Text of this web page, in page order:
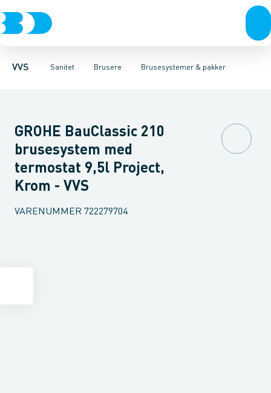
VVS Sanitet
Rør & fittingsPressfittings & rørKuglehaner & ventiler
Brusere
Toiletter, sæder og cisterner VaskeArmaturer Brusere
Brusesystemer & pakker
HåndbrusereBruseslanger BrusesætBrusestænger
GROHE BauClassic 210
brusesystem med
termostat 9,5l Project,
Krom - VVS
VARENUMMER 722279704